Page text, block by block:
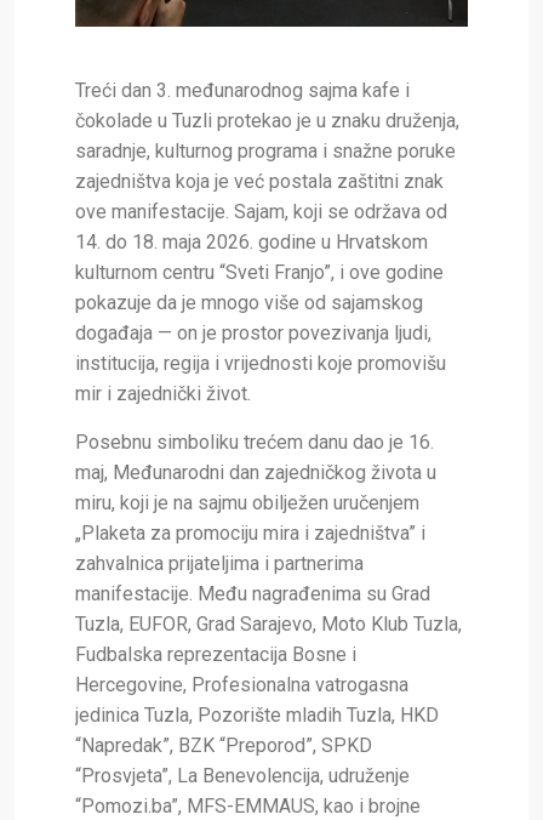
Treći dan 3. međunarodnog sajma kafe i
čokolade u Tuzli protekao je u znaku druženja,
saradnje, kulturnog programa i snažne poruke
zajedništva koja je već postala zaštitni znak
ove manifestacije. Sajam, koji se održava od
14. do 18. maja 2026. godine u Hrvatskom
kulturnom centru “Sveti Franjo”, i ove godine
pokazuje da je mnogo više od sajamskog
događaja — on je prostor povezivanja ljudi,
institucija, regija i vrijednosti koje promovišu
mir i zajednički život.
Posebnu simboliku trećem danu dao je 16.
maj, Međunarodni dan zajedničkog života u
miru, koji je na sajmu obilježen uručenjem
„Plaketa za promociju mira i zajedništva” i
zahvalnica prijateljima i partnerima
manifestacije. Među nagrađenima su Grad
Tuzla, EUFOR, Grad Sarajevo, Moto Klub Tuzla,
Fudbalska reprezentacija Bosne i
Hercegovine, Profesionalna vatrogasna
jedinica Tuzla, Pozorište mladih Tuzla, HKD
“Napredak”, BZK “Preporod”, SPKD
“Prosvjeta”, La Benevolencija, udruženje
“Pomozi.ba”, MFS-EMMAUS, kao i brojne